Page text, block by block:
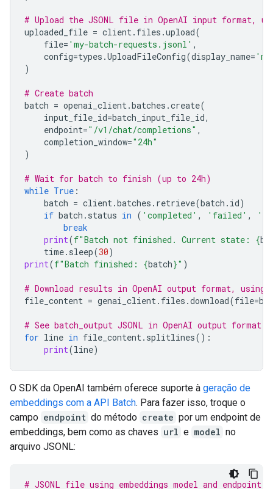
# Upload the JSONL file in OpenAI input format,
uploaded_file = client. files .upload(
file= 'my-batch-requests.jsonl' ,
config=types .UploadFileConfig(display_name=
)
# Create batch
batch = openai_client.batches .create(
input_file_id=batch_input_file_id,
endpoint="/v1/chat/completions" ,
completion_window="24h"
)
# Wait for batch to finish (up to 24h)
while True :
batch = client.batches . retrieve(batch . id)
if batch . status in ( 'completed' , 'failed' ,
break
print(f"Batch not finished. Current state: {
time. sleep(30)
print(f"Batch finished: {batch}" )
# Download results in OpenAI output format, using
file_content = genai_client. files .download(file=
# See batch_output JSONL in OpenAI output format
for line in file_content. splitlines():
print(line)
O SDK da OpenAI também oferece suporte à geração de
embeddings com a API Batch. Para fazer isso, troque o
campo endpoint do método create por um endpoint de
embeddings, bem como as chaves url e model no
arquivo JSONL:
# JSONL file using embeddings model and endpoint